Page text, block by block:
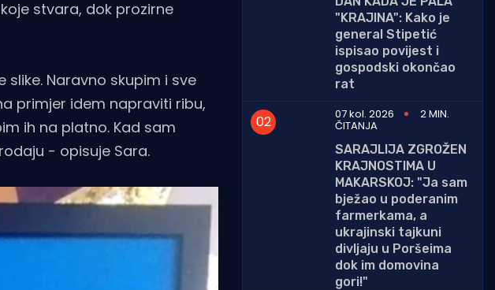
stvara, dok prozirne
Naravno skupim i sve
primjer idem napraviti ribu,
ih na platno. Kad sam
- opisuje Sara.
"KRAJINA": Kako je
general Stipetić
ispisao povijest i
gospodski okončao
rat
07 kol. 2026
2 MIN.
ČITANJA
SARAJLIJA ZGROŽEN
KRAJNOSTIMA U
MAKARSKOJ: "Ja sam
bježao u poderanim
farmerkama, a
ukrajinski tajkuni
divljaju u Poršeima
dok im domovina
gori!"